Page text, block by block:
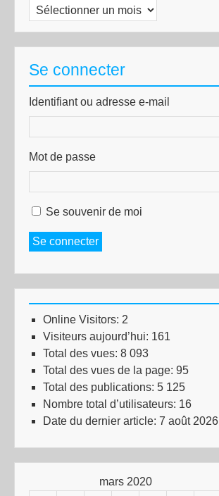
Archives
Se connecter
Identifiant ou adresse e-mail
Mot de passe
Se souvenir de moi
Se connecter
Online Visitors: 2
Visiteurs aujourd’hui: 161
Total des vues: 8 093
Total des vues de la page: 95
Total des publications: 5 125
Nombre total d’utilisateurs: 16
Date du dernier article: 7 août 2026
mars 2020